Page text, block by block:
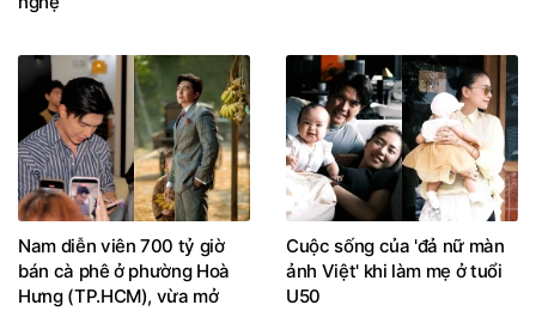
Nam diễn viên 700 tỷ giờ
bán cà phê ở phường Hoà
Hưng (TP.HCM), vừa mở
quán liền "vỡ trận"
Cuộc sống của 'đả nữ màn
ảnh Việt' khi làm mẹ ở tuổi
U50